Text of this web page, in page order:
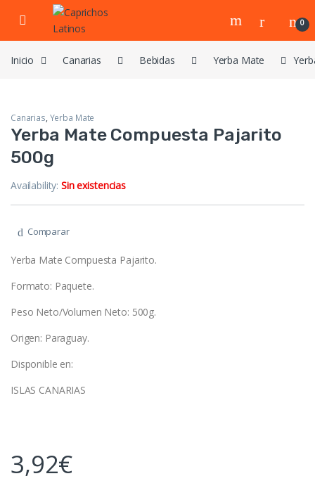
Skip to navigation
Skip to content
0
Inicio Canarias Bebidas Yerba Mate
Canarias, Yerba Mate
Yerba Mate Compuesta Pajarito
500g
Availability:Sin existencias
Comparar
Yerba Mate Compuesta Pajarito.
Formato: Paquete.
Peso Neto/Volumen Neto: 500g.
Origen: Paraguay.
Disponible en:
ISLAS CANARIAS
3,92€